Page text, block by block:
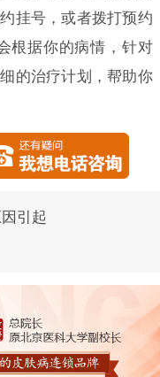
挂号，或者拨打预约
根据你的病情，针对
的治疗计划，帮助你
引起